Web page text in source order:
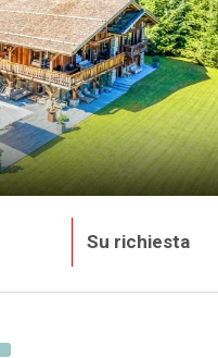
Su richiesta